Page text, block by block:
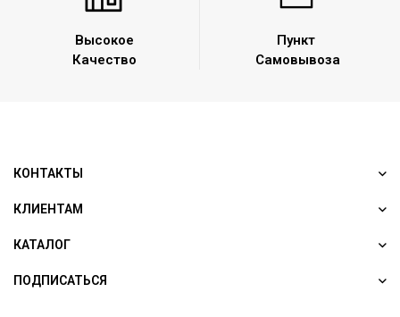
Высокое
Качество
Пункт
Самовывоза
КОНТАКТЫ
КЛИЕНТАМ
КАТАЛОГ
ПОДПИСАТЬСЯ